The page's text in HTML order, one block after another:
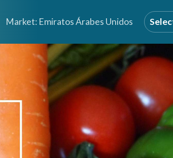
Market: Emiratos Árabes Unidos